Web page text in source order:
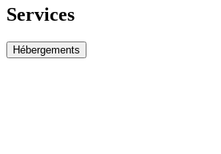
Services
Hébergements